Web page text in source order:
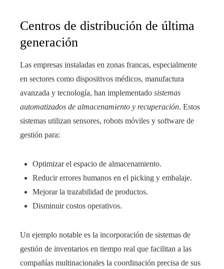
Centros de distribución de última
generación
Las empresas instaladas en zonas francas, especialmente
en sectores como dispositivos médicos, manufactura
avanzada y tecnología, han implementado sistemas
automatizados de almacenamiento y recuperación. Estos
sistemas utilizan sensores, robots móviles y software de
gestión para:
Optimizar el espacio de almacenamiento.
Reducir errores humanos en el picking y embalaje.
Mejorar la trazabilidad de productos.
Disminuir costos operativos.
Un ejemplo notable es la incorporación de sistemas de
gestión de inventarios en tiempo real que facilitan a las
compañías multinacionales la coordinación precisa de sus